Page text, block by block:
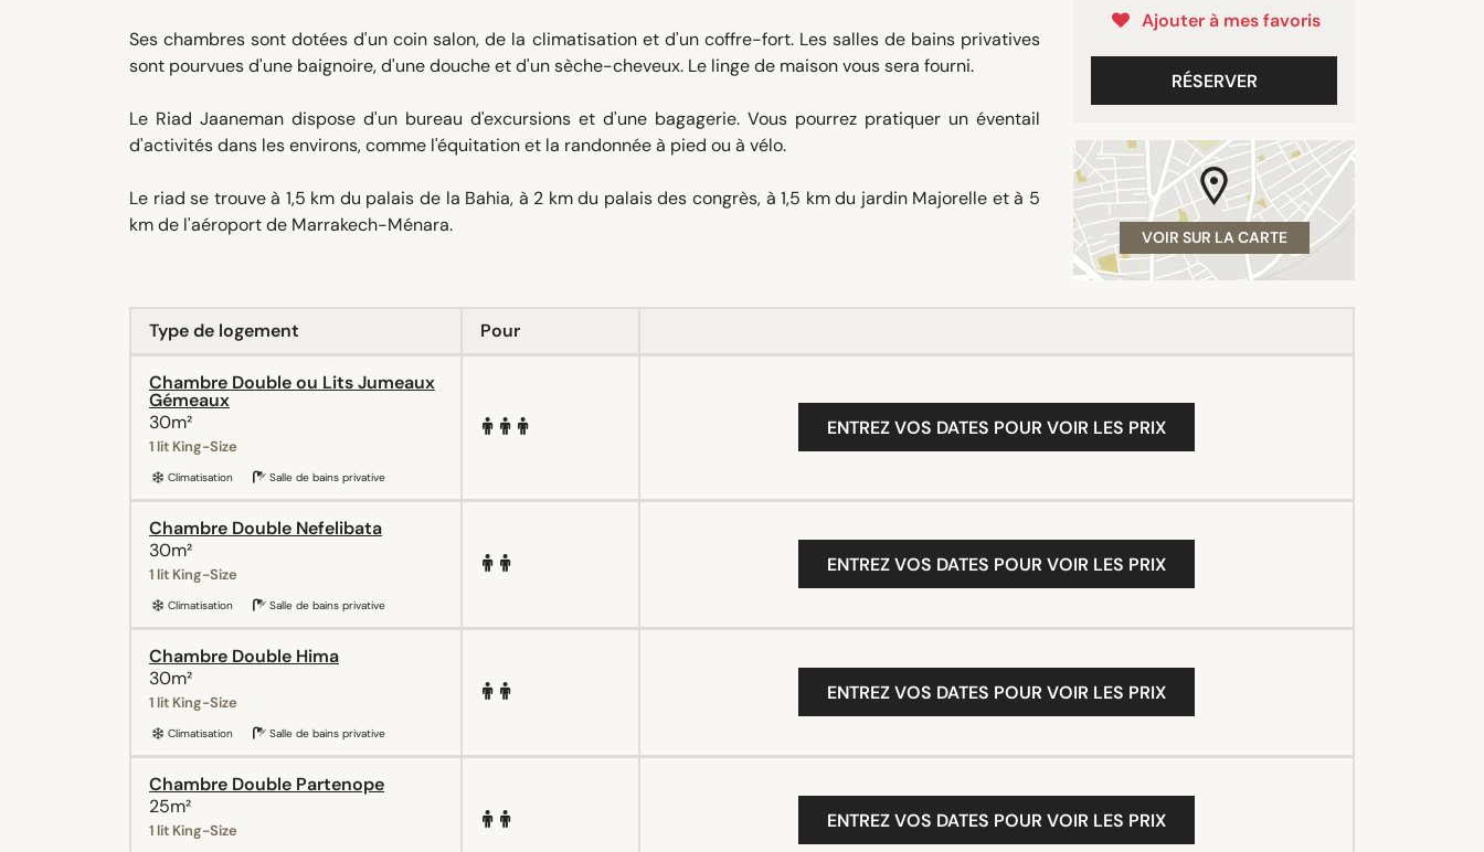
Ajouter à mes favoris
RÉSERVER
VOIR SUR LA CARTE
Ses chambres sont dotées d'un coin salon, de la climatisation et d'un coffre-fort. Les salles de bains privatives
sont pourvues d'une baignoire, d'une douche et d'un sèche-cheveux. Le linge de maison vous sera fourni.
Le Riad Jaaneman dispose d'un bureau d'excursions et d'une bagagerie. Vous pourrez pratiquer un éventail
d'activités dans les environs, comme l'équitation et la randonnée à pied ou à vélo.
Le riad se trouve à 1,5 km du palais de la Bahia, à 2 km du palais des congrès, à 1,5 km du jardin Majorelle et à 5
km de l'aéroport de Marrakech-Ménara.
Type de logement Pour
Chambre Double ou Lits Jumeaux
Gémeaux
30m²
1 lit King-Size
Climatisation Salle de bains privative
ENTREZ VOS DATES POUR VOIR LES PRIX
Chambre Double Nefelibata
30m²
1 lit King-Size
Climatisation Salle de bains privative
ENTREZ VOS DATES POUR VOIR LES PRIX
Chambre Double Hima
30m²
1 lit King-Size
Climatisation Salle de bains privative
ENTREZ VOS DATES POUR VOIR LES PRIX
Chambre Double Partenope
25m²
1 lit King-Size ENTREZ VOS DATES POUR VOIR LES PRIX